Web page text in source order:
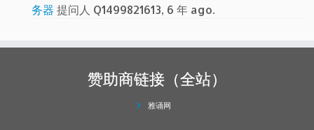
务器 提问人 Q1499821613, 6 年 ago.
赞助商链接（全站）
雅诵网